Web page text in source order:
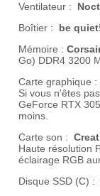
Ventilateur :
Boîtier : be
Mémoire :
Go) DDR4 3200
Carte graphique :
Si vous n'êtes
GeForce RTX
moins.
Carte son :
Haute résolution
éclairage RGB
Disque SSD (C) :